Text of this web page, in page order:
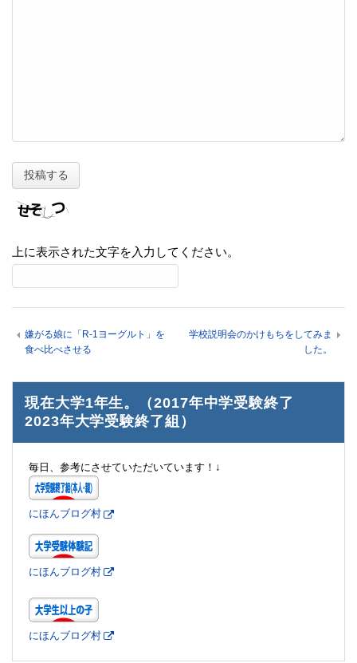
上に表示された文字を入力してください。
嫌がる娘に「R-1ヨーグルト」を
食べ比べさせる
学校説明会のかけもちをしてみま
した。
現在大学1年生。（2017年中学受験終了
2023年大学受験終了組）
毎日、参考にさせていただいています！↓
にほんブログ村
にほんブログ村
にほんブログ村